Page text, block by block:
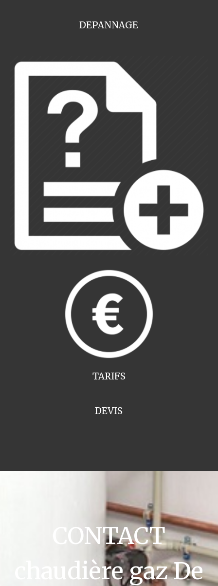
DEPANNAGE
TARIFS
DEVIS
CONTACT
chaudière gaz De